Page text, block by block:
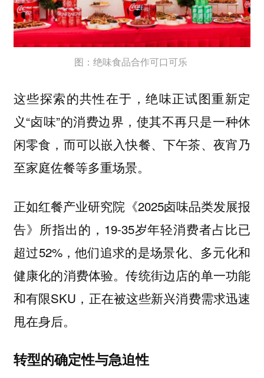
图：绝味食品合作可口可乐
这些探索的共性在于，绝味正试图重新定
义“卤味”的消费边界，使其不再只是一种休
闲零食，而可以嵌入快餐、下午茶、夜宵乃
至家庭佐餐等多重场景。
正如红餐产业研究院《2025卤味品类发展报
告》所指出的，19-35岁年轻消费者占比已
超过52%，他们追求的是场景化、多元化和
健康化的消费体验。传统街边店的单一功能
和有限SKU，正在被这些新兴消费需求迅速
甩在身后。
转型的确定性与急迫性